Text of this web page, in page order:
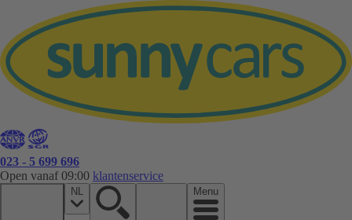
023 - 5 699 696
Open vanaf 09:00 klantenservice
NL Menu